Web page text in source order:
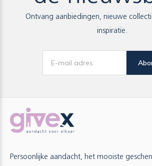
Ontvang aanbiedingen, nieuwe
inspiratie.
Persoonlijke aandacht, het mooiste